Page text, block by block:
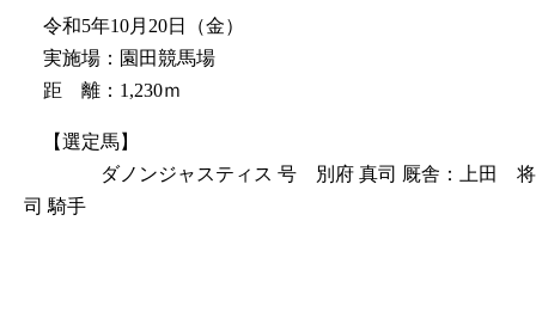
令和5年10月20日（金）
実施場：園田競馬場
距 離：1,230ｍ
【選定馬】
ダノンジャスティス 号 別府 真司 厩舎：上田 将
司 騎手